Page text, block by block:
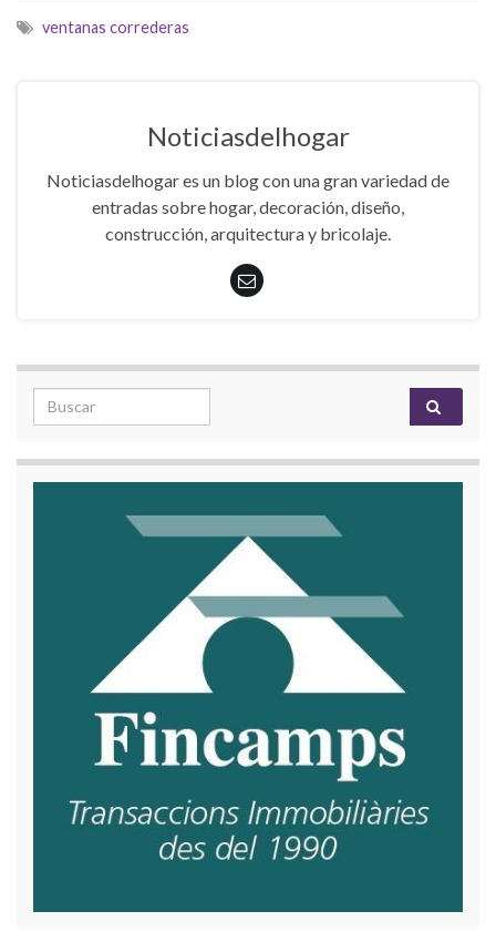
ventanas correderas
Noticiasdelhogar
Noticiasdelhogar es un blog con una gran variedad de
entradas sobre hogar, decoración, diseño,
construcción, arquitectura y bricolaje.
Search for: